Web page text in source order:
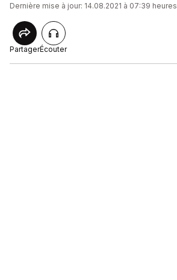
Dernière mise à jour: 14.08.2021 à 07:39 heures
PartagerÉcouter